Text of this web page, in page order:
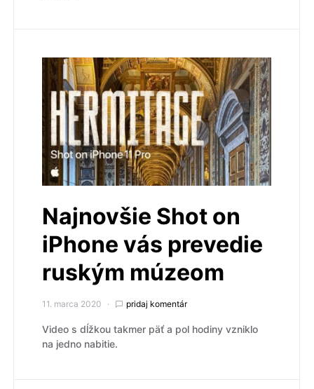
Najnovšie Shot on
iPhone vás prevedie
ruským múzeom
11. marca 2020 pridaj komentár
Video s dĺžkou takmer päť a pol hodiny vzniklo
na jedno nabitie.